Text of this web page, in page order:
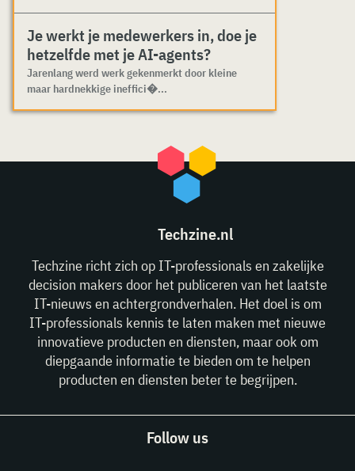
Je werkt je medewerkers in, doe je
hetzelfde met je AI-agents?
Jarenlang werd werk gekenmerkt door kleine
maar hardnekkige ineffici�...
Techzine.nl
Techzine richt zich op IT-professionals en zakelijke
decision makers door het publiceren van het laatste
IT-nieuws en achtergrondverhalen. Het doel is om
IT-professionals kennis te laten maken met nieuwe
innovatieve producten en diensten, maar ook om
diepgaande informatie te bieden om te helpen
producten en diensten beter te begrijpen.
Follow us